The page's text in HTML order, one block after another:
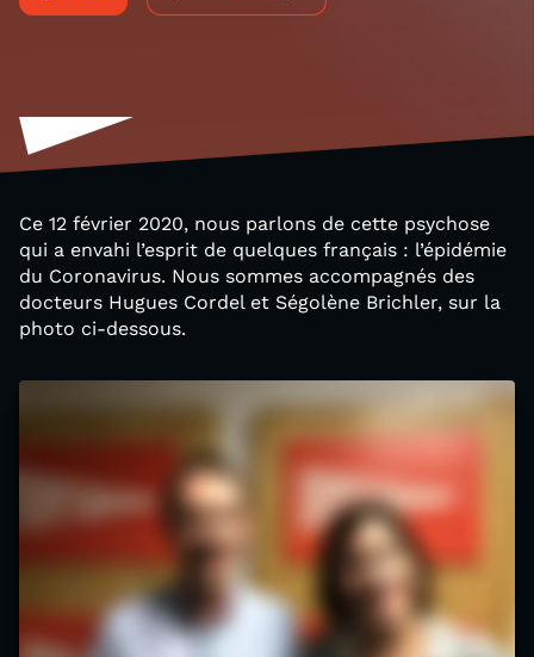
Ce 12 février 2020, nous parlons de cette psychose
qui a envahi l’esprit de quelques français : l’épidémie
du Coronavirus. Nous sommes accompagnés des
docteurs Hugues Cordel et Ségolène Brichler, sur la
photo ci-dessous.